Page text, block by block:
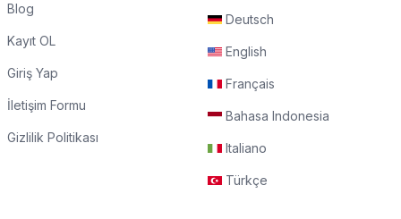
Blog
Kayıt OL
Giriş Yap
İletişim Formu
Gizlilik Politikası
Deutsch
English
Français
Bahasa Indonesia
Italiano
Türkçe